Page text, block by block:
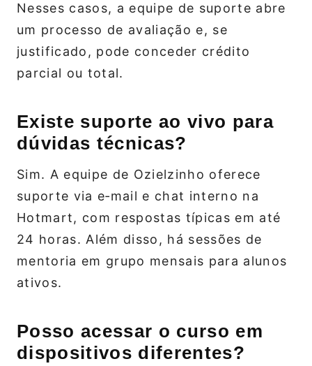
Nesses casos, a equipe de suporte abre
um processo de avaliação e, se
justificado, pode conceder crédito
parcial ou total.
Existe suporte ao vivo para
dúvidas técnicas?
Sim. A equipe de Ozielzinho oferece
suporte via e‑mail e chat interno na
Hotmart, com respostas típicas em até
24 horas. Além disso, há sessões de
mentoria em grupo mensais para alunos
ativos.
Posso acessar o curso em
dispositivos diferentes?